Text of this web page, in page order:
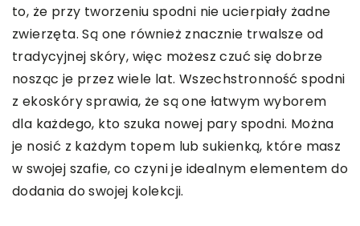
to, że przy tworzeniu spodni nie ucierpiały żadne
zwierzęta. Są one również znacznie trwalsze od
tradycyjnej skóry, więc możesz czuć się dobrze
nosząc je przez wiele lat. Wszechstronność spodni
z ekoskóry sprawia, że są one łatwym wyborem
dla każdego, kto szuka nowej pary spodni. Można
je nosić z każdym topem lub sukienką, które masz
w swojej szafie, co czyni je idealnym elementem do
dodania do swojej kolekcji.